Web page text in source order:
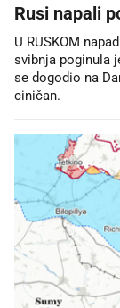
Rusi napali
U RUSKOM
svibnja poginula
se dogodio na
ciničan.